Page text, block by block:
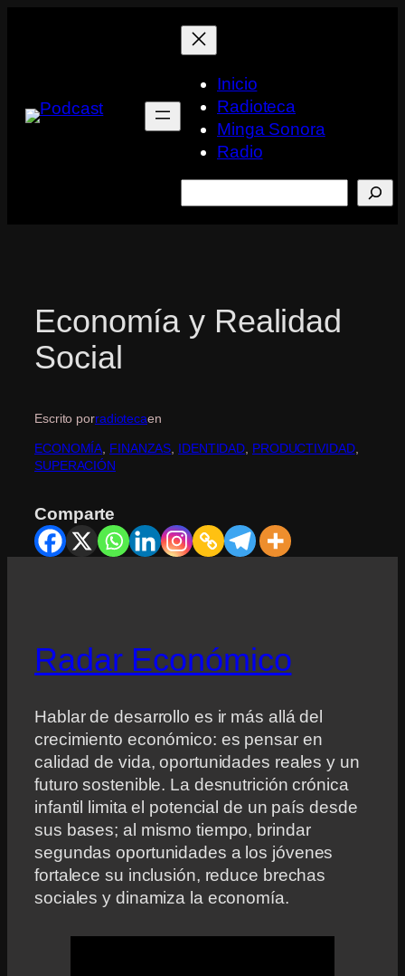
Inicio
Radioteca
Minga Sonora
Radio
Economía y Realidad
Social
Escrito porradiotecaen
ECONOMÍA FINANZAS IDENTIDAD PRODUCTIVIDAD
SUPERACIÓN
Comparte
Radar Económico
Hablar de desarrollo es ir más allá del
crecimiento económico: es pensar en
calidad de vida, oportunidades reales y un
futuro sostenible. La desnutrición crónica
infantil limita el potencial de un país desde
sus bases; al mismo tiempo, brindar
segundas oportunidades a los jóvenes
fortalece su inclusión, reduce brechas
sociales y dinamiza la economía.